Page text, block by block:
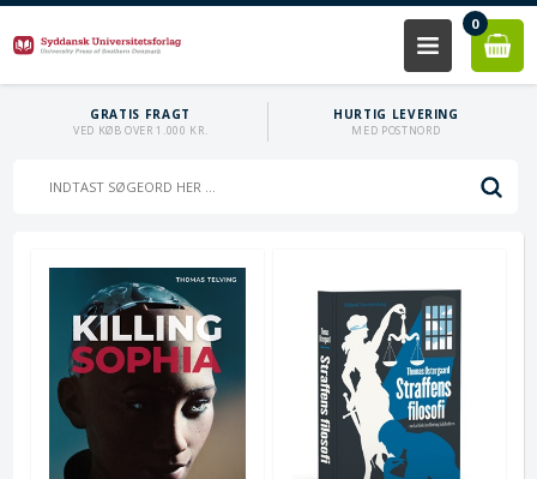
0
GRATIS FRAGT
VED KØB OVER 1.000 KR.
HURTIG LEVERING
MED POSTNORD